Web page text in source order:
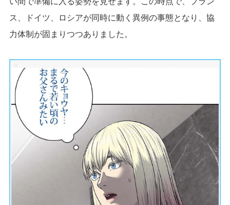
ス、ドイツ、ロシアが同時に動く異例の事態となり、協
力体制が固まりつつありました。